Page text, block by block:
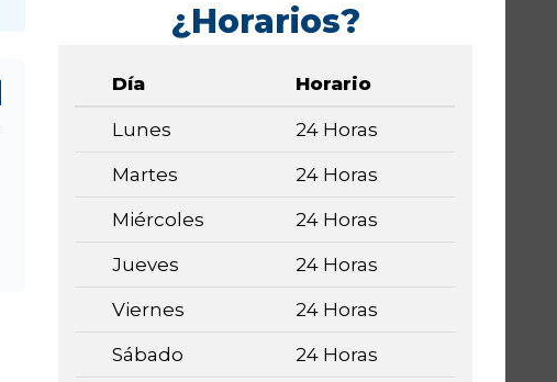
¿Horarios?
Día Horario
Lunes 24 Horas
Martes 24 Horas
Miércoles 24 Horas
Jueves 24 Horas
Viernes 24 Horas
Sábado 24 Horas